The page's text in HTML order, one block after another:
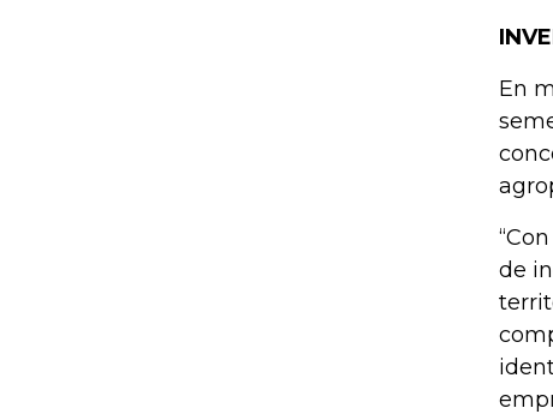
En
de